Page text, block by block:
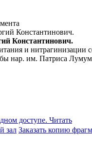
Константинович.
и нитрагинизации
нар. им. Патриса
Читать
зал Заказать копию